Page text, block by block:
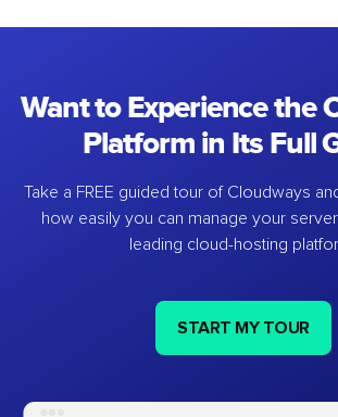
Want to Experience the
Platform in Its Full
Take a FREE guided tour of Cloudways
how easily you can manage your
leading cloud-hosting
START MY TOUR